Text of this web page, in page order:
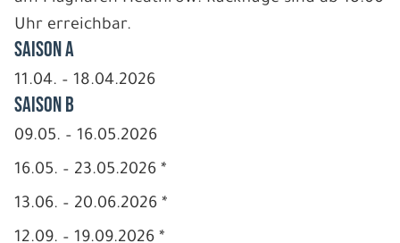
Uhr erreichbar.
Saison A
11.04. – 18.04.2026
Saison B
09.05. – 16.05.2026
16.05. – 23.05.2026 *
13.06. – 20.06.2026 *
12.09. – 19.09.2026 *